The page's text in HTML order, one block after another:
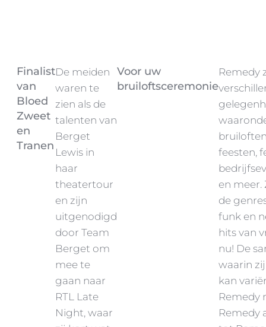
Finalist
van
Bloed
Zweet
en
Tranen
De meiden
waren te
zien als de
talenten van
Berget
Lewis in
haar
theatertour
en zijn
uitgenodigd
door Team
Berget om
mee te
gaan naar
RTL Late
Night, waar
Voor uw
bruiloftsceremonie
Remedy
feesten,
en meer.
de
funk en
hits van
nu! De
waarin
kan
Remedy
Remedy